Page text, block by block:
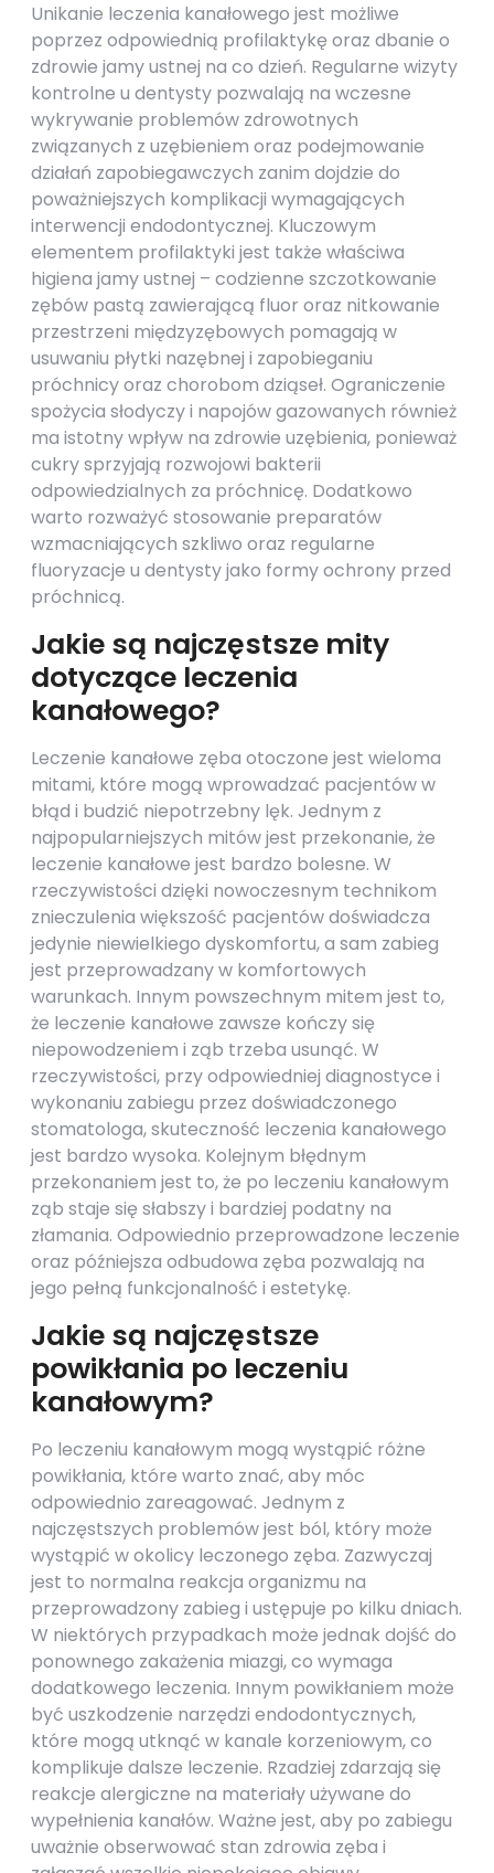
Unikanie leczenia kanałowego jest możliwe
poprzez odpowiednią profilaktykę oraz dbanie o
zdrowie jamy ustnej na co dzień. Regularne wizyty
kontrolne u dentysty pozwalają na wczesne
wykrywanie problemów zdrowotnych
związanych z uzębieniem oraz podejmowanie
działań zapobiegawczych zanim dojdzie do
poważniejszych komplikacji wymagających
interwencji endodontycznej. Kluczowym
elementem profilaktyki jest także właściwa
higiena jamy ustnej – codzienne szczotkowanie
zębów pastą zawierającą fluor oraz nitkowanie
przestrzeni międzyzębowych pomagają w
usuwaniu płytki nazębnej i zapobieganiu
próchnicy oraz chorobom dziąseł. Ograniczenie
spożycia słodyczy i napojów gazowanych również
ma istotny wpływ na zdrowie uzębienia, ponieważ
cukry sprzyjają rozwojowi bakterii
odpowiedzialnych za próchnicę. Dodatkowo
warto rozważyć stosowanie preparatów
wzmacniających szkliwo oraz regularne
fluoryzacje u dentysty jako formy ochrony przed
próchnicą.
Jakie są najczęstsze mity
dotyczące leczenia
kanałowego?
Leczenie kanałowe zęba otoczone jest wieloma
mitami, które mogą wprowadzać pacjentów w
błąd i budzić niepotrzebny lęk. Jednym z
najpopularniejszych mitów jest przekonanie, że
leczenie kanałowe jest bardzo bolesne. W
rzeczywistości dzięki nowoczesnym technikom
znieczulenia większość pacjentów doświadcza
jedynie niewielkiego dyskomfortu, a sam zabieg
jest przeprowadzany w komfortowych
warunkach. Innym powszechnym mitem jest to,
że leczenie kanałowe zawsze kończy się
niepowodzeniem i ząb trzeba usunąć. W
rzeczywistości, przy odpowiedniej diagnostyce i
wykonaniu zabiegu przez doświadczonego
stomatologa, skuteczność leczenia kanałowego
jest bardzo wysoka. Kolejnym błędnym
przekonaniem jest to, że po leczeniu kanałowym
ząb staje się słabszy i bardziej podatny na
złamania. Odpowiednio przeprowadzone leczenie
oraz późniejsza odbudowa zęba pozwalają na
jego pełną funkcjonalność i estetykę.
Jakie są najczęstsze
powikłania po leczeniu
kanałowym?
Po leczeniu kanałowym mogą wystąpić różne
powikłania, które warto znać, aby móc
odpowiednio zareagować. Jednym z
najczęstszych problemów jest ból, który może
wystąpić w okolicy leczonego zęba. Zazwyczaj
jest to normalna reakcja organizmu na
przeprowadzony zabieg i ustępuje po kilku dniach.
W niektórych przypadkach może jednak dojść do
ponownego zakażenia miazgi, co wymaga
dodatkowego leczenia. Innym powikłaniem może
być uszkodzenie narzędzi endodontycznych,
które mogą utknąć w kanale korzeniowym, co
komplikuje dalsze leczenie. Rzadziej zdarzają się
reakcje alergiczne na materiały używane do
wypełnienia kanałów. Ważne jest, aby po zabiegu
uważnie obserwować stan zdrowia zęba i